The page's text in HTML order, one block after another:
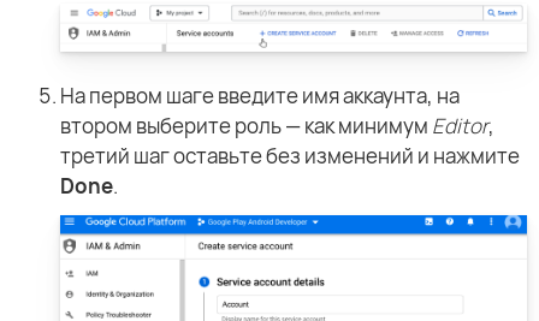
На первом шаге введите имя аккаунта, на
втором выберите роль — как минимум Editor,
третий шаг оставьте без изменений и нажмите
Done.